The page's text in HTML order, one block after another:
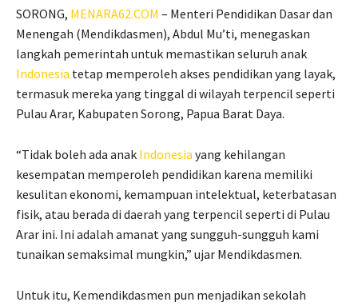
SORONG, MENARA62.COM – Menteri Pendidikan Dasar dan
Menengah (Mendikdasmen), Abdul Mu’ti, menegaskan
langkah pemerintah untuk memastikan seluruh anak
Indonesia tetap memperoleh akses pendidikan yang layak,
termasuk mereka yang tinggal di wilayah terpencil seperti
Pulau Arar, Kabupaten Sorong, Papua Barat Daya.
“Tidak boleh ada anak Indonesia yang kehilangan
kesempatan memperoleh pendidikan karena memiliki
kesulitan ekonomi, kemampuan intelektual, keterbatasan
fisik, atau berada di daerah yang terpencil seperti di Pulau
Arar ini. Ini adalah amanat yang sungguh-sungguh kami
tunaikan semaksimal mungkin,” ujar Mendikdasmen.
Untuk itu, Kemendikdasmen pun menjadikan sekolah